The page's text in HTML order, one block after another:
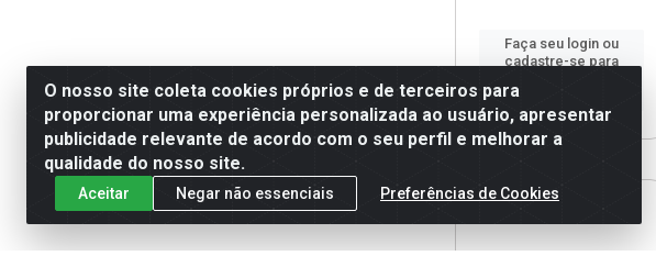
Faça seu login ou
cadastre-se para
O nosso site coleta cookies próprios e de terceiros para
proporcionar uma experiência personalizada ao usuário, apresentar
publicidade relevante de acordo com o seu perfil e melhorar a
qualidade do nosso site.
Aceitar Negar não essenciais Preferências de Cookies